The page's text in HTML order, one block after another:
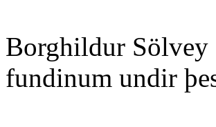
Borghildur
fundinum undir